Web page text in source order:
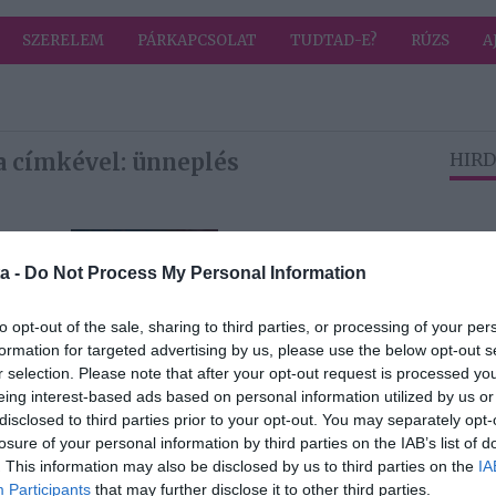
- Do Not Process My Personal Information
opt-out of the sale, sharing to third parties, or processing of your
for targeted advertising by us, please use the below opt-out
selection. Please note that after your opt-out request is processed
interest-based ads based on personal information utilized by us
to third parties prior to your opt-out. You may separately
of your personal information by third parties on the IAB’s list of
This information may also be disclosed by us to third parties on the
Participants that may further disclose it to other third parties.
SZERELEM PÁRKAPCSOLAT TUDTAD-E? RÚZS
címkével: ünneplés
Házassági
ünnepelt Szabó
Zsófi
2020-05-02.
A hercegi pár
házassági
évfordulót